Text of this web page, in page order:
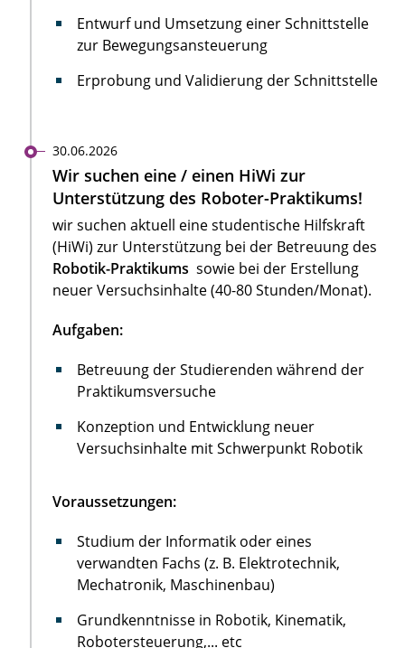
Entwurf und Umsetzung einer Schnittstelle
zur Bewegungsansteuerung
Erprobung und Validierung der Schnittstelle
30.06.2026
Wir suchen eine / einen HiWi zur
Unterstützung des Roboter-Praktikums!
wir suchen aktuell eine studentische Hilfskraft
(HiWi) zur Unterstützung bei der Betreuung des
Robotik-Praktikums sowie bei der Erstellung
neuer Versuchsinhalte (40-80 Stunden/Monat).
Aufgaben:
Betreuung der Studierenden während der
Praktikumsversuche
Konzeption und Entwicklung neuer
Versuchsinhalte mit Schwerpunkt Robotik
Voraussetzungen:
Studium der Informatik oder eines
verwandten Fachs (z. B. Elektrotechnik,
Mechatronik, Maschinenbau)
Grundkenntnisse in Robotik, Kinematik,
Robotersteuerung,... etc